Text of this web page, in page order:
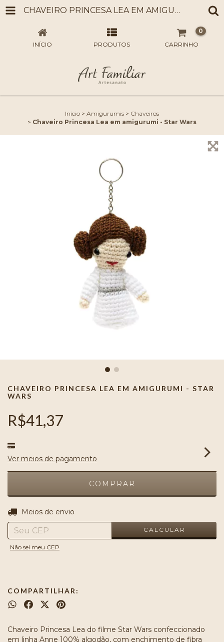
CHAVEIRO PRINCESA LEA EM AMIGURUMI - STAR WARS
INÍCIO PRODUTOS CARRINHO
0
Início > Amigurumis > Chaveiros
> Chaveiro Princesa Lea em amigurumi - Star Wars
CHAVEIRO PRINCESA LEA EM AMIGURUMI - STAR
WARS
R$41,37
Ver meios de pagamento
Entregas para o CEP:
Meios de envio
CALCULAR
Não sei meu CEP
COMPARTILHAR:
Chaveiro Princesa Lea do filme Star Wars confeccionado
em linha Anne 100% algodão, com enchimento de fibra